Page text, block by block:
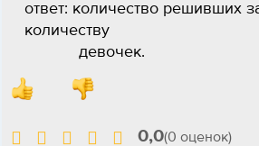
ответ: количество решивших
количеству
девочек.
0,0(0 оценок)